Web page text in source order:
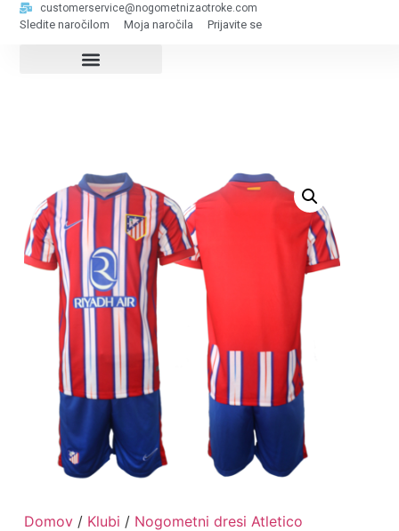
customerservice@nogometnizaotroke.com
Sledite naročilom Moja naročila Prijavite se
Domov/ Klubi / Nogometni dresi Atletico